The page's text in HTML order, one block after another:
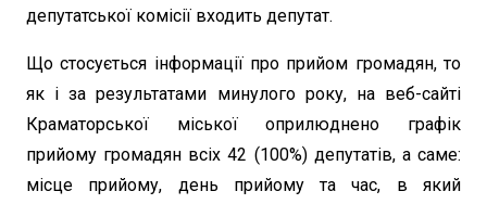
депутатської комісії входить депутат.
Що стосується інформації про прийом громадян, то
як і за результатами минулого року, на веб-сайті
Краматорської міської оприлюднено графік
прийому громадян всіх 42 (100%) депутатів, а саме:
місце прийому, день прийому та час, в який